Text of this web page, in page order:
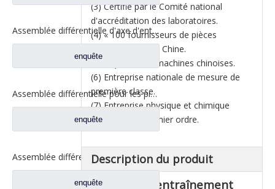
Assemblée différentielle d'axe d'entrée pour des pièces de rechange automatiques de camion de Shacman Delong 81.35100.6593
enquête
Assemblée différentielle pour les pièces de rechange automatiques DZ9114320706 de camion de Shacman Aolong
enquête
Assemblée différentielle pour les pièces de rechange automatiques DZ9114320706 de camion de Shacman Aolong
enquête
(3) Certifié par le Comité national
d'accréditation des laboratoires.
(4) « 100 fournisseurs de pièces
automobiles » en Chine.
(5) Top 500 des machines chinoises.
(6) Entreprise nationale de mesure de
première classe.
(7) Entreprise physique et chimique
nationale de premier ordre.
Description du produit
Arbre d'entraînement